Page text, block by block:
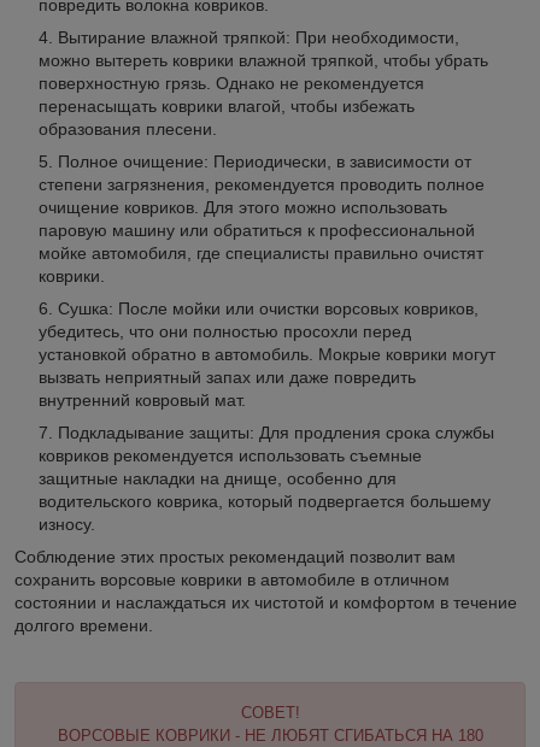
повредить волокна ковриков.
Вытирание влажной тряпкой: При необходимости,
можно вытереть коврики влажной тряпкой, чтобы убрать
поверхностную грязь. Однако не рекомендуется
перенасыщать коврики влагой, чтобы избежать
образования плесени.
Полное очищение: Периодически, в зависимости от
степени загрязнения, рекомендуется проводить полное
очищение ковриков. Для этого можно использовать
паровую машину или обратиться к профессиональной
мойке автомобиля, где специалисты правильно очистят
коврики.
Сушка: После мойки или очистки ворсовых ковриков,
убедитесь, что они полностью просохли перед
установкой обратно в автомобиль. Мокрые коврики могут
вызвать неприятный запах или даже повредить
внутренний ковровый мат.
Подкладывание защиты: Для продления срока службы
ковриков рекомендуется использовать съемные
защитные накладки на днище, особенно для
водительского коврика, который подвергается большему
износу.
Соблюдение этих простых рекомендаций позволит вам
сохранить ворсовые коврики в автомобиле в отличном
состоянии и наслаждаться их чистотой и комфортом в течение
долгого времени.
СОВЕТ!
ВОРСОВЫЕ КОВРИКИ - НЕ ЛЮБЯТ СГИБАТЬСЯ НА 180